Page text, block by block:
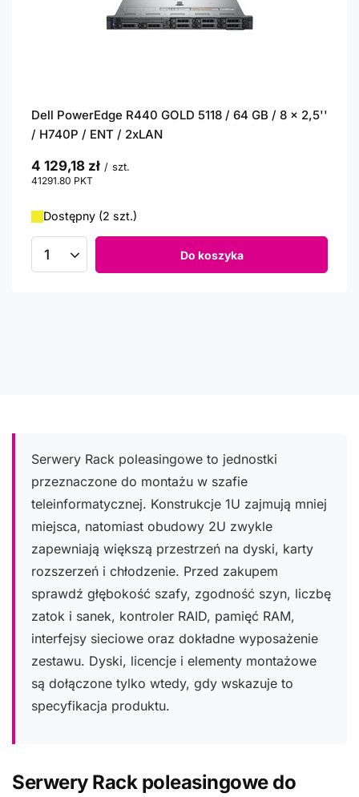
Dell PowerEdge R440 GOLD 5118 / 64 GB / 8 x 2,5''
/ H740P / ENT / 2xLAN
4 129,18 zł / szt.
41291.80 PKT
Dostępny (2 szt.)
Ilość produktów Do koszyka
Serwery Rack poleasingowe to jednostki
przeznaczone do montażu w szafie
teleinformatycznej. Konstrukcje 1U zajmują mniej
miejsca, natomiast obudowy 2U zwykle
zapewniają większą przestrzeń na dyski, karty
rozszerzeń i chłodzenie. Przed zakupem
sprawdź głębokość szafy, zgodność szyn, liczbę
zatok i sanek, kontroler RAID, pamięć RAM,
interfejsy sieciowe oraz dokładne wyposażenie
zestawu. Dyski, licencje i elementy montażowe
są dołączone tylko wtedy, gdy wskazuje to
specyfikacja produktu.
Serwery Rack poleasingowe do